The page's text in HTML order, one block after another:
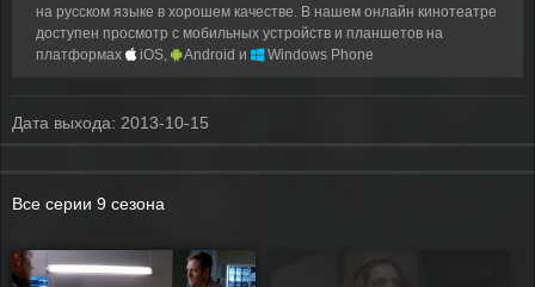
на русском языке в хорошем качестве. В нашем онлайн кинотеатре
доступен просмотр с мобильных устройств и планшетов на
платформах
iOS, Android и Windows Phone
Дата выхода: 2013-10-15
Все серии 9 сезона